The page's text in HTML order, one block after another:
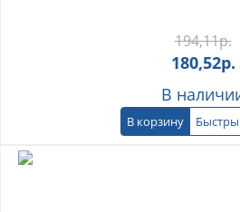
194,11р.
180,52р.
В
В корзину